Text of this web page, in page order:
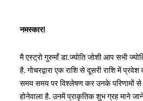
नमस्कार!
मै एस्ट्रो गुरुमाँ डा.ज्योति जोशी आप सभी
है. गोचरद्वारा एक राशि से दूसरी राशि में
समय समय पर विश्लेषण कर उनके परिणामों
होनेवाला है. उनमें प्राकृतिक शुभ ग्रह माने